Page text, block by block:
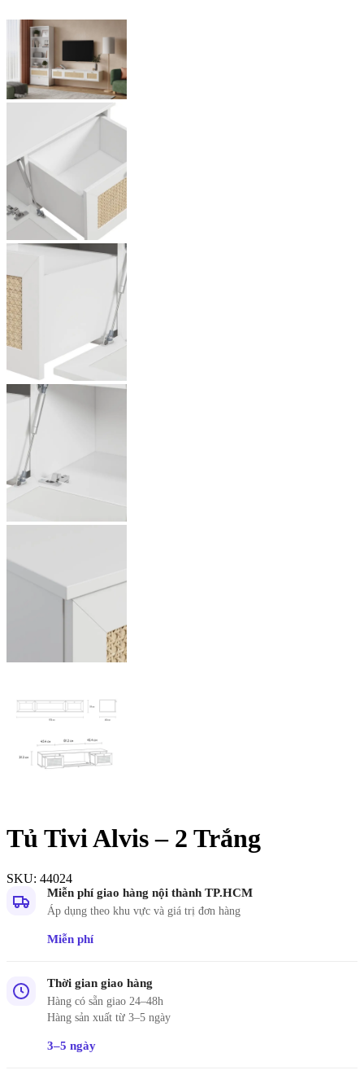
Tủ Tivi Alvis – 2 Trắng
SKU: 44024
Miễn phí giao hàng nội thành TP.HCM
Áp dụng theo khu vực và giá trị đơn hàng
Miễn phí
Thời gian giao hàng
Hàng có sẵn giao 24–48h
Hàng sản xuất từ 3–5 ngày
3–5 ngày